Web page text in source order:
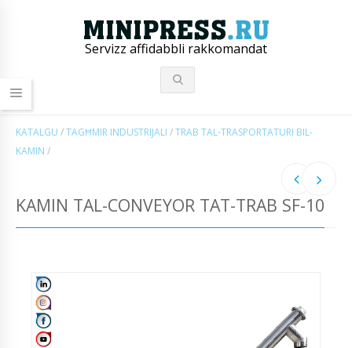
Servizz affidabbli rakkomandat
KATALGU /TAGĦMIR INDUSTRIJALI /TRAB TAL-TRASPORTATURI BIL-
KAMIN /
KAMIN TAL-CONVEYOR TAT-TRAB SF-10